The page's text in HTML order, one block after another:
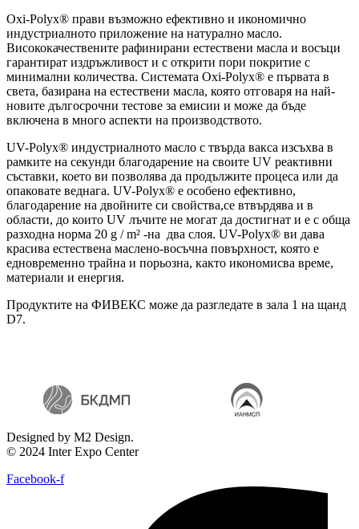
Oxi-Polyx® прави възможно ефективно и икономично
индустриалното приложение на натурално масло.
Висококачествените рафинирани естествени масла и восъци
гарантират издръжливост и с открити пори покритие с
минимални количества. Системата Oxi-Polyx® е първата в
света, базирана на естествени масла, която отговаря на най-
новите дългосрочни тестове за емисии и може да бъде
включена в много аспекти на производството.
UV-Polyx® индустриалното масло с твърда вакса изсъхва в
рамките на секунди благодарение на своите UV реактивни
съставки, което ви позволява да продължите процеса или да
опаковате веднага. UV-Polyx® е особено ефективно,
благодарение на двойните си свойства,се втвърдява и в
области, до които UV лъчите не могат да достигнат и е с обща
разходна норма 20 g / m² -на два слоя. UV-Polyx® ви дава
красива естествена маслено-восъчна повърхност, която е
едновременно трайна и порьозна, както икономисва време,
материали и енергия.
Продуктите на ФИВЕКС може да разгледате в зала 1 на щанд
D7.
Designed by M2 Design.
© 2024 Inter Expo Center
Facebook-f